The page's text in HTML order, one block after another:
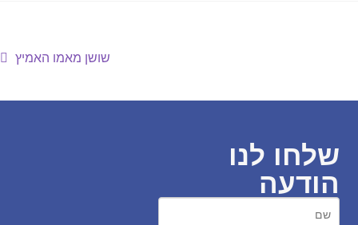
שושן מאמו האמיץ
שלחו לנו
הודעה